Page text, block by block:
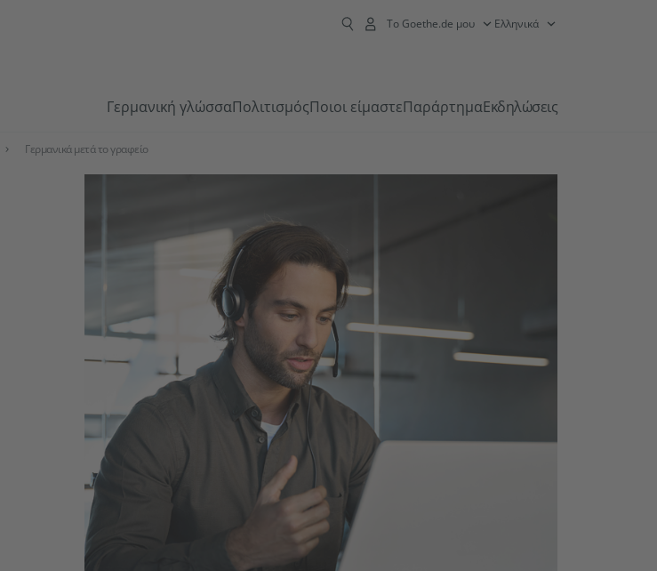
Το Goethe.de μου Ελληνικά
Γερμανική γλώσσαΠολιτισμόςΠοιοι είμαστεΠαράρτημαΕκδηλώσεις
Γερμανικά μετά το γραφείο